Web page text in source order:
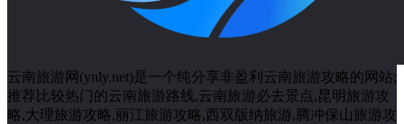
云南旅游网(ynly.net)是一个纯分享非盈利云南旅游攻略的网站;
推荐比较热门的云南旅游路线,云南旅游必去景点,昆明旅游攻
略,大理旅游攻略,丽江旅游攻略,西双版纳旅游,腾冲保山旅游攻